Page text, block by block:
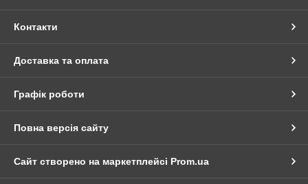
Контакти
Доставка та оплата
Графік роботи
Повна версія сайту
Сайт створено на маркетплейсі Prom.ua